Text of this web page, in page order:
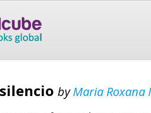
byMaria Roxana